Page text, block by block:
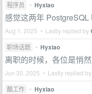
程序员 • Hyxiao
感觉这两年 PostgreSQL
Aug 1, 2025 • Lastly replied by
职场话题 • Hyxiao
离职的时候，各位是悄
Jun 30, 2025 • Lastly replied by
酷工作 • Hyxiao